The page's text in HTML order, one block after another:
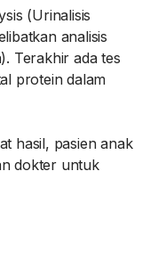
(Urinalisis
analisis
Terakhir ada tes
protein dalam
hasil, pasien anak
dokter untuk